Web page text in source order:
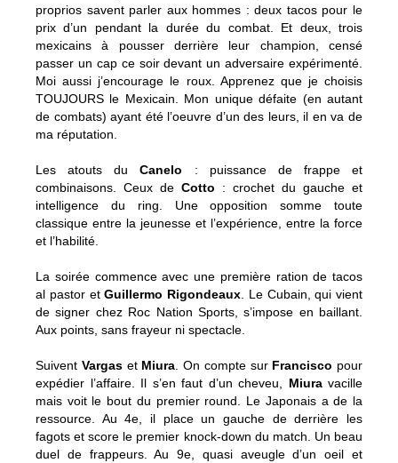
proprios savent parler aux hommes : deux tacos pour le
prix d’un pendant la durée du combat. Et deux, trois
mexicains à pousser derrière leur champion, censé
passer un cap ce soir devant un adversaire expérimenté.
Moi aussi j’encourage le roux. Apprenez que je choisis
TOUJOURS le Mexicain. Mon unique défaite (en autant
de combats) ayant été l’oeuvre d’un des leurs, il en va de
ma réputation.
Les atouts duCanelo : puissance de frappe et
combinaisons. Ceux de Cotto : crochet du gauche et
intelligence du ring. Une opposition somme toute
classique entre la jeunesse et l’expérience, entre la force
et l’habilité.
La soirée commence avec une première ration de tacos
al pastor etGuillermo Rigondeaux . Le Cubain, qui vient
de signer chez Roc Nation Sports, s’impose en baillant.
Aux points, sans frayeur ni spectacle.
Suivent Vargaset Miura . On compte sur Francisco pour
expédier l’affaire. Il s’en faut d’un cheveu, Miuravacille
mais voit le bout du premier round. Le Japonais a de la
ressource. Au 4e, il place un gauche de derrière les
fagots et score le premier knock-down du match. Un beau
duel de frappeurs. Au 9e, quasi aveugle d’un oeil et